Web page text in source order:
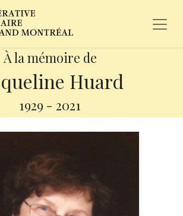
À la mémoire de
Huard
1929 - 2021